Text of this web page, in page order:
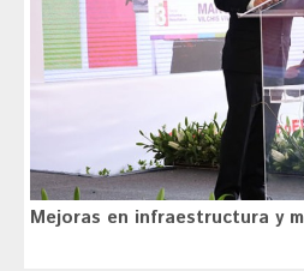
Mejoras en infraestructura y